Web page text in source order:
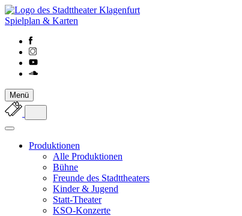
Spielplan & Karten
Menü
Produktionen
Alle Produktionen
Bühne
Freunde des Stadttheaters
Kinder & Jugend
Statt-Theater
KSO-Konzerte